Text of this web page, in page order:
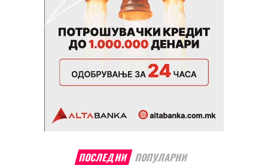
ПОСЛЕДНИ ПОПУЛАРНИ